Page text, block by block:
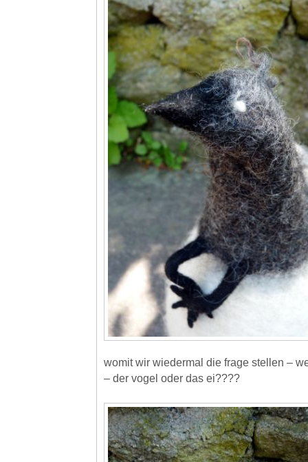
womit wir wiedermal die frage stellen –
– der vogel oder das ei????